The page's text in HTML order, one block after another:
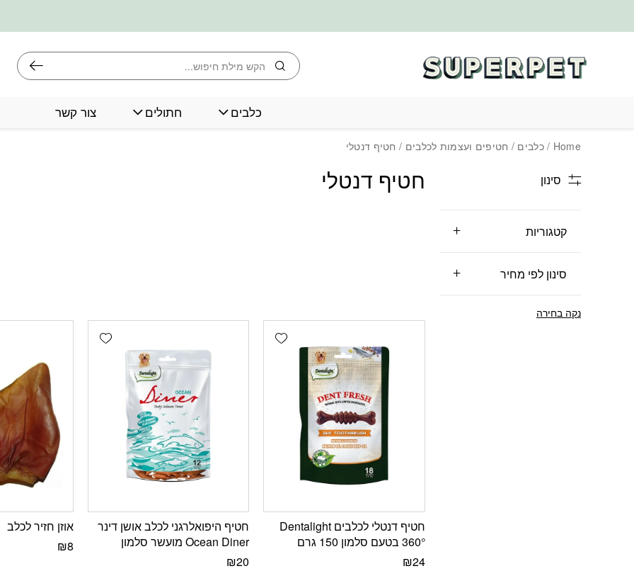
חיפוש
כלבים חתולים צור קשר
Home
/כלבים / חטיפים ועצמות לכלבים / חטיף דנטלי
חטיף דנטלי סינון
קטגוריות
סינון לפי מחיר
נקה בחירה
Add wishlist
חטיף דנטלי לכלבים Dentalight
360° בטעם סלמון 150 גרם
₪24
Add wishlist
חטיף היפואלרגני לכלב אושן דינר
Ocean Diner מועשר סלמון
₪20
אוזן חזיר לכלב
₪8